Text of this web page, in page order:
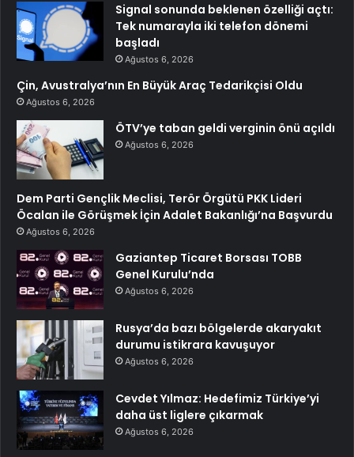
Signal sonunda beklenen özelliği açtı:
Tek numarayla iki telefon dönemi
başladı
Ağustos 6, 2026
Çin, Avustralya’nın En Büyük Araç Tedarikçisi Oldu
Ağustos 6, 2026
ÖTV’ye taban geldi verginin önü açıldı
Ağustos 6, 2026
Dem Parti Gençlik Meclisi, Terör Örgütü PKK Lideri
Öcalan ile Görüşmek İçin Adalet Bakanlığı’na Başvurdu
Ağustos 6, 2026
Gaziantep Ticaret Borsası TOBB
Genel Kurulu’nda
Ağustos 6, 2026
Rusya’da bazı bölgelerde akaryakıt
durumu istikrara kavuşuyor
Ağustos 6, 2026
Cevdet Yılmaz: Hedefimiz Türkiye’yi
daha üst liglere çıkarmak
Ağustos 6, 2026